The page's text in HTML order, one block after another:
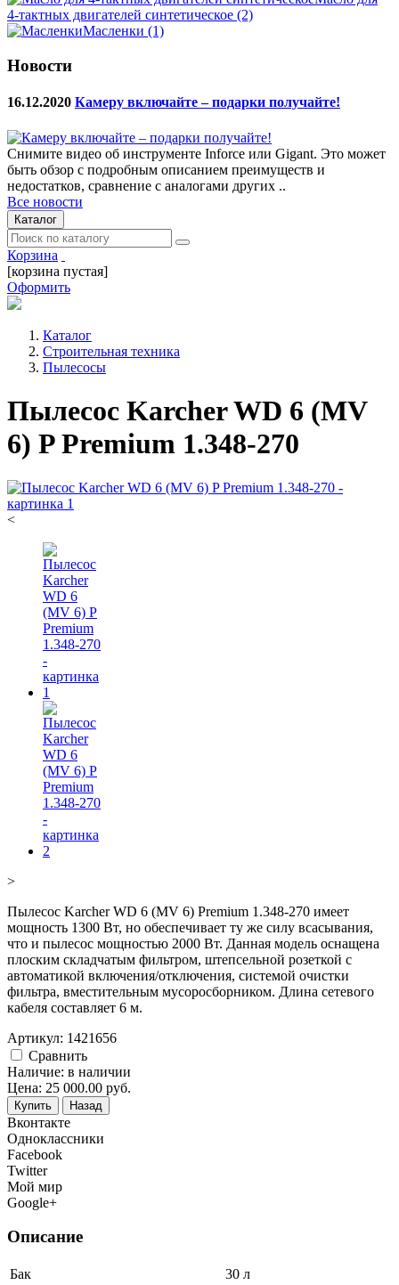
4-тактных двигателей синтетическое (2)
Масленки (1)
Новости
16.12.2020 Камеру включайте – подарки получайте!
Снимите видео об инструменте Inforce или Gigant. Это может
быть обзор с подробным описанием преимуществ и
недостатков, сравнение с аналогами других ..
Все новости
Каталог
Корзина
[корзина пустая]
Оформить
Каталог
Строительная техника
Пылесосы
Пылесос Karcher WD 6 (MV
6) P Premium 1.348-270
<
>
Пылесос Karcher WD 6 (MV 6) Premium 1.348-270 имеет
мощность 1300 Вт, но обеспечивает ту же силу всасывания,
что и пылесос мощностью 2000 Вт. Данная модель оснащена
плоским складчатым фильтром, штепсельной розеткой с
автоматикой включения/отключения, системой очистки
фильтра, вместительным мусоросборником. Длина сетевого
кабеля составляет 6 м.
Артикул: 1421656
Cравнить
Наличие: в наличии
Цена: 25 000.00 руб.
Купить Назад
Вконтакте
Одноклассники
Facebook
Twitter
Мой мир
Google+
Описание
Бак
30 л